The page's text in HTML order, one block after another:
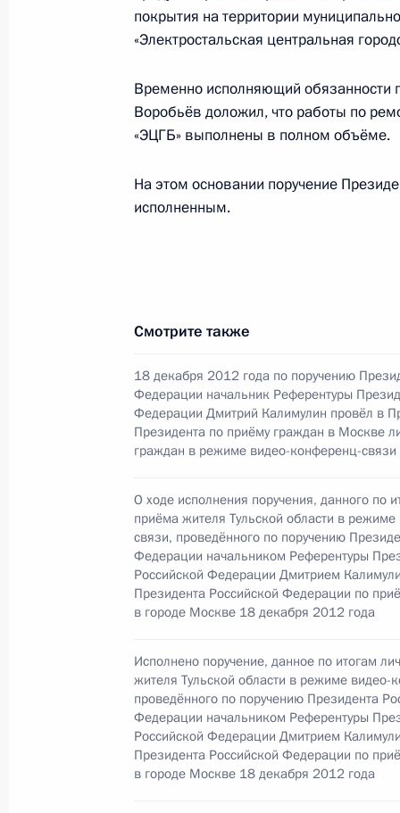
Продолжен контроль исполнения
в режиме видео-конференц-связи
по поручению Президента
Руководителя Администрации
Громовым в Приёмной Президента
17 января 2015 года, 14:48
Администрации Президента
21 ноября 2013 года
17 января 2015 года, 14:40
10 декабря 2014 года, среда
О ходе исполнения поручения,
конференц-связи жителя
Президента Российской
Администрации Президента
21 ноября 2013 года
10 декабря 2014 года, 18:49
9 декабря 2013 года, понедельник
покрытия на территории
«Электростальская центральная
Временно исполняющий обязанности
Воробьёв доложил, что работы по
«ЭЦГБ» выполнены в полном объёме.
На этом основании поручение
исполненным.
Смотрите также
18 декабря 2012 года по поручению
Федерации начальник Референтуры
Федерации Дмитрий Калимулин провёл в
Президента по приёму граждан в Москве
граждан в режиме видео-конференц-связи
О ходе исполнения поручения, данного по
приёма жителя Тульской области в
связи, проведённого по поручению
Федерации начальником Референтуры
Российской Федерации Дмитрием
Президента Российской Федерации по
в городе Москве 18 декабря 2012 года
Исполнено поручение, данное по итогам
жителя Тульской области в режиме видео-
проведённого по поручению Президента
Федерации начальником Референтуры
Российской Федерации Дмитрием
Президента Российской Федерации по
в городе Москве 18 декабря 2012 года